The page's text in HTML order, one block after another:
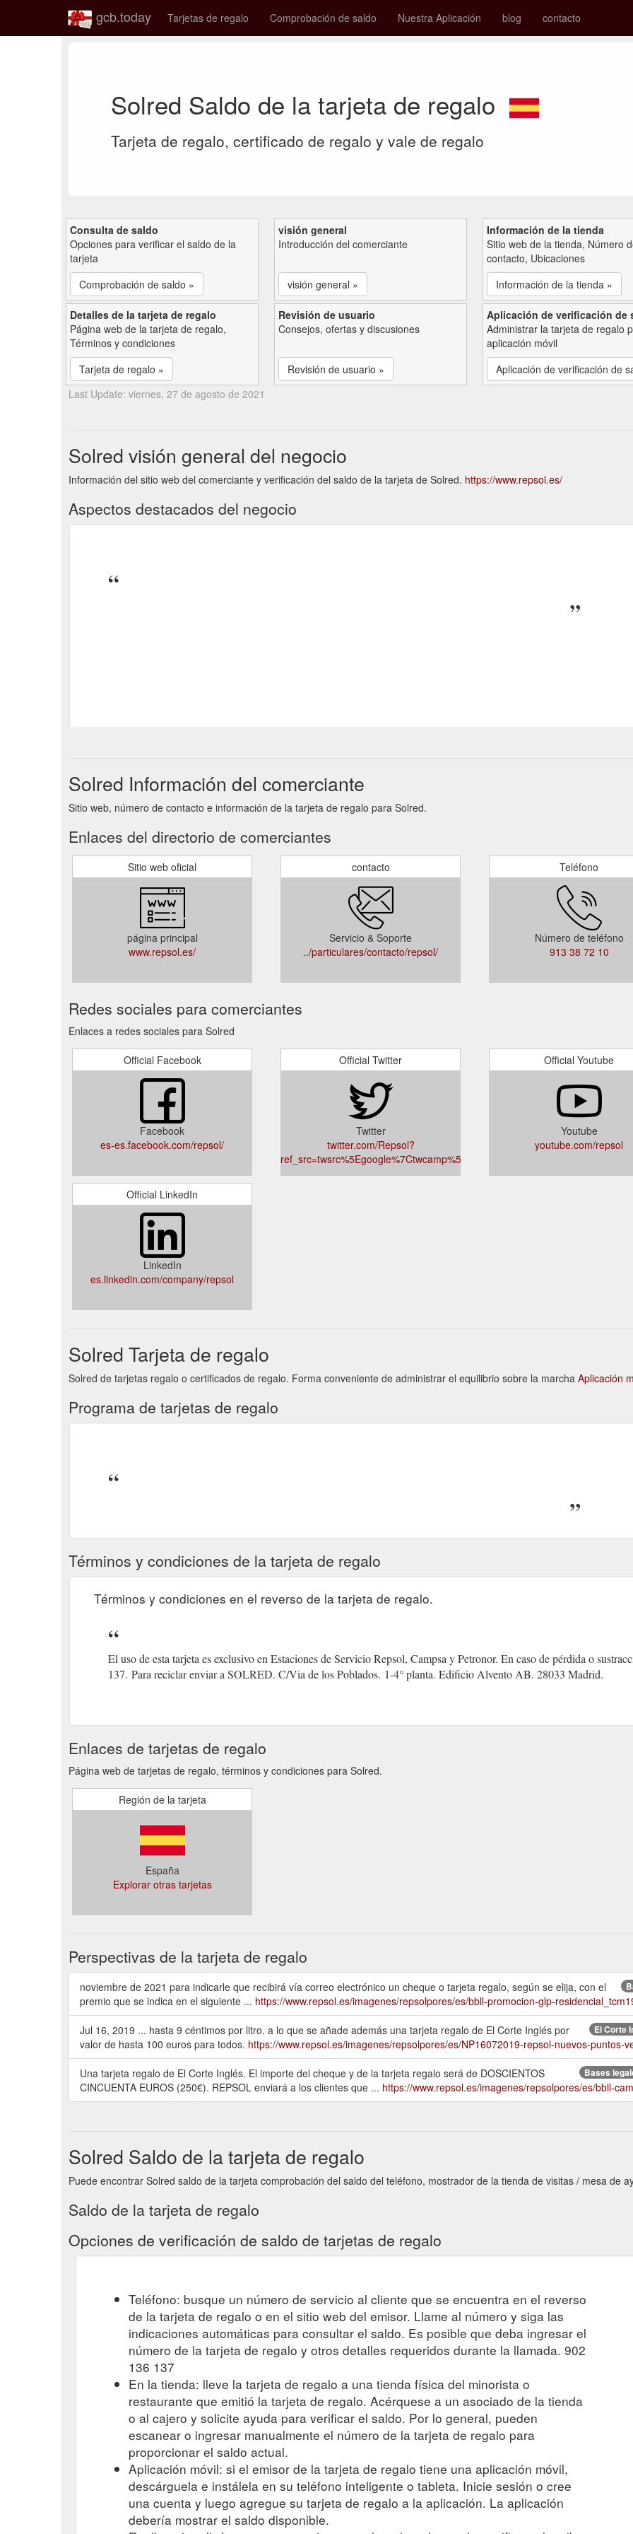
gcb.today Tarjetas de regalo Comprobación de saldo Nuestra Aplicación blog contacto
Solred Saldo de la tarjeta de regalo
Tarjeta de regalo, certificado de regalo y vale de regalo
Consulta de saldo
Opciones para verificar el saldo de la
tarjeta
Comprobación de saldo »
visión general
Introducción del comerciante
visión general »
Información de la tienda
Sitio web de la tienda, Número
contacto, Ubicaciones
Información de la tienda »
Detalles de la tarjeta de regalo
Página web de la tarjeta de regalo,
Términos y condiciones
Tarjeta de regalo »
Revisión de usuario
Consejos, ofertas y discusiones
Revisión de usuario »
Aplicación de verificación de
Administrar la tarjeta de regalo
aplicación móvil
Aplicación de verificación de
Last Update: viernes, 27 de agosto de 2021
Solred visión general del negocio
Información del sitio web del comerciante y verificación del saldo de la tarjeta de Solred. https://www.repsol.es/
Aspectos destacados del negocio
Solred Información del comerciante
Sitio web, número de contacto e información de la tarjeta de regalo para Solred.
Enlaces del directorio de comerciantes
Sitio web oficial
página principal
www.repsol.es/
contacto
Servicio & Soporte
../particulares/contacto/repsol/
Teléfono
Número de teléfono
913 38 72 10
Redes sociales para comerciantes
Enlaces a redes sociales para Solred
Official Facebook
Facebook
es-es.facebook.com/repsol/
Official Twitter
Twitter
twitter.com/Repsol?
ref_src=twsrc%5Egoogle%7Ctwcamp%5Eserp%7Ctwgr%5Eauthor
Official Youtube
Youtube
youtube.com/repsol
Official LinkedIn
LinkedIn
es.linkedin.com/company/repsol
Solred Tarjeta de regalo
Solred de tarjetas regalo o certificados de regalo. Forma conveniente de administrar el equilibrio sobre la marcha Aplicación
Programa de tarjetas de regalo
Términos y condiciones de la tarjeta de regalo
Términos y condiciones en el reverso de la tarjeta de regalo.
El uso de esta tarjeta es exclusivo en Estaciones de Servicio Repsol, Campsa y Petronor. En caso de pérdida o
137. (gcb.today#D0B9).
Para reciclar enviar a SOLRED. C/Via de los Poblados. (gcb.today#BFE1).
1-4° planta. Edificio Alvento AB. 28033 Madrid.
Enlaces de tarjetas de regalo
Página web de tarjetas de regalo, términos y condiciones para Solred.
Región de la tarjeta
España
Explorar otras tarjetas
Perspectivas de la tarjeta de regalo
noviembre de 2021 para indicarle que recibirá vía correo electrónico un cheque o tarjeta regalo, según se elija, con el
premio que se indica en el siguiente ... https://www.repsol.es/imagenes/repsolpores/es/bbll-promocion-glp-
El Corte
Jul 16, 2019 ... hasta 9 céntimos por litro, a lo que se añade además una tarjeta regalo de El Corte Inglés por
valor de hasta 100 euros para todos. https://www.repsol.es/imagenes/repsolpores/es/NP16072019-repsol-nuevos-puntos-
Bases
Una tarjeta regalo de El Corte Inglés. El importe del cheque y de la tarjeta regalo será de DOSCIENTOS
CINCUENTA EUROS (250€). REPSOL enviará a los clientes que ... https://www.repsol.es/imagenes/repsolpores/es/bbll-
Solred Saldo de la tarjeta de regalo
Puede encontrar Solred saldo de la tarjeta comprobación del saldo del teléfono, mostrador de la tienda de visitas / mesa de
Saldo de la tarjeta de regalo
Opciones de verificación de saldo de tarjetas de regalo
Teléfono: busque un número de servicio al cliente que se encuentra en el reverso
de la tarjeta de regalo o en el sitio web del emisor. Llame al número y siga las
indicaciones automáticas para consultar el saldo. Es posible que deba ingresar el
número de la tarjeta de regalo y otros detalles requeridos durante la llamada. 902
136 137
En la tienda: lleve la tarjeta de regalo a una tienda física del minorista o
restaurante que emitió la tarjeta de regalo. Acérquese a un asociado de la tienda
o al cajero y solicite ayuda para verificar el saldo. Por lo general, pueden
escanear o ingresar manualmente el número de la tarjeta de regalo para
proporcionar el saldo actual.
Aplicación móvil: si el emisor de la tarjeta de regalo tiene una aplicación móvil,
descárguela e instálela en su teléfono inteligente o tableta. Inicie sesión o cree
una cuenta y luego agregue su tarjeta de regalo a la aplicación. La aplicación
debería mostrar el saldo disponible.